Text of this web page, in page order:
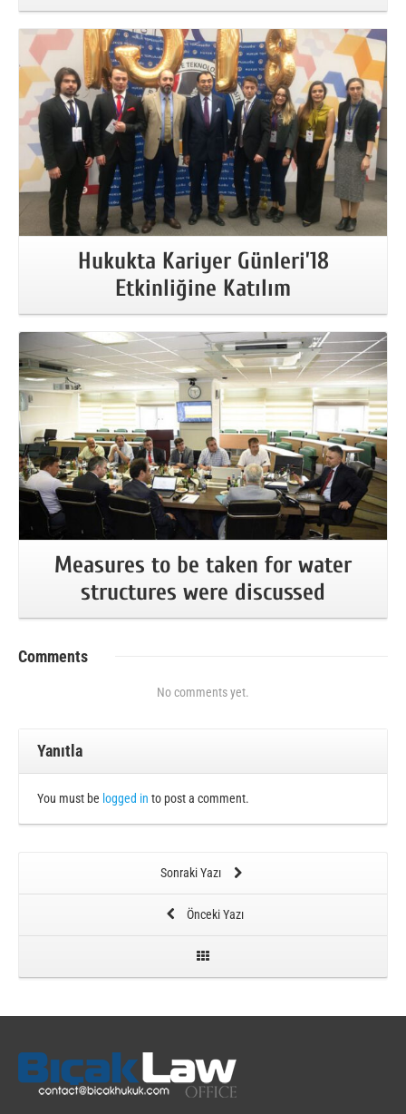
More Information
Hukukta Kariyer Günleri’18
Etkinliğine Katılım
More Information
Measures to be taken for water
structures were discussed
Comments
No comments yet.
Yanıtla
You must be logged in to post a comment.
Sonraki Yazı
Önceki Yazı